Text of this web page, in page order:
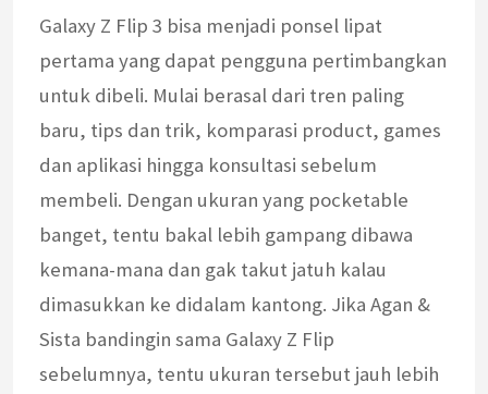
Galaxy Z Flip 3 bisa menjadi ponsel lipat
pertama yang dapat pengguna pertimbangkan
untuk dibeli. Mulai berasal dari tren paling
baru, tips dan trik, komparasi product, games
dan aplikasi hingga konsultasi sebelum
membeli. Dengan ukuran yang pocketable
banget, tentu bakal lebih gampang dibawa
kemana-mana dan gak takut jatuh kalau
dimasukkan ke didalam kantong. Jika Agan &
Sista bandingin sama Galaxy Z Flip
sebelumnya, tentu ukuran tersebut jauh lebih